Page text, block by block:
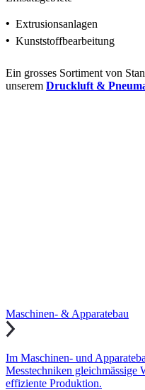
• Extrusionsanlagen
• Kunststoffbearbeitung
Ein grosses Sortiment von
unserem Druckluft &
Maschinen- & Apparatebau
Im Maschinen- und
Messtechniken gleichmässige
effiziente Produktion.